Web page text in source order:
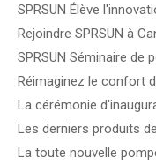
SPRSUN Élève